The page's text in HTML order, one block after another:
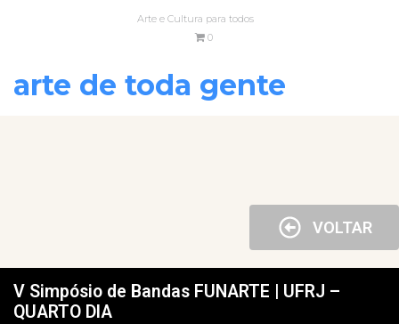
Arte e Cultura para todos
0
arte de toda gente
VOLTAR
V Simpósio de Bandas FUNARTE | UFRJ –
QUARTO DIA